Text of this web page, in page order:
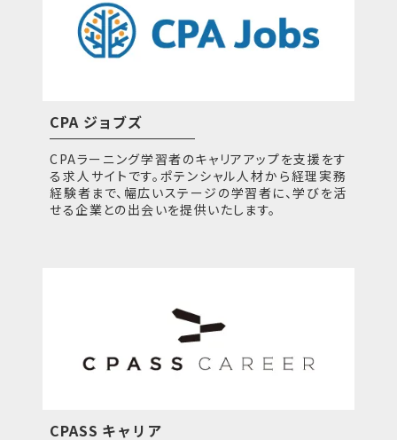
CPA ジョブズ
CPAラーニング学習者のキャリアアップを支援をす
る求人サイトです。ポテンシャル人材から経理実務
経験者まで、幅広いステージの学習者に、学びを活
せる企業との出会いを提供いたします。
CPASS キャリア